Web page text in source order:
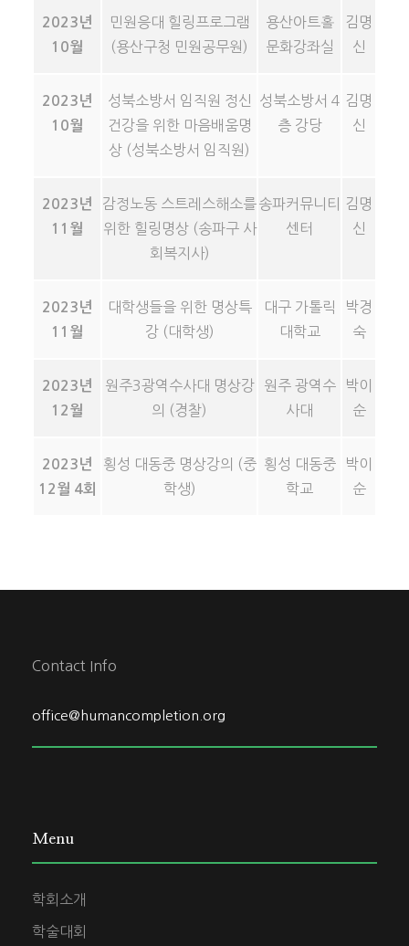
2023년
10월
민원응대 힐링프로그램
(용산구청 민원공무원)
용산아트홀
문화강좌실
김명
신
2023년
10월
성북소방서 임직원 정신
건강을 위한 마음배움명
상 (성북소방서 임직원)
성북소방서 4
층 강당
김명
신
2023년
11월
감정노동 스트레스해소를
위한 힐링명상 (송파구 사
회복지사)
송파커뮤니티
센터
김명
신
2023년
11월
대학생들을 위한 명상특
강 (대학생)
대구 가톨릭
대학교
박경
숙
2023년
12월
원주3광역수사대 명상강
의 (경찰)
원주 광역수
사대
박이
순
2023년
12월 4회
횡성 대동중 명상강의 (중
학생)
횡성 대동중
학교
박이
순
Contact Info
office@humancompletion.org
Menu
학회소개
학술대회